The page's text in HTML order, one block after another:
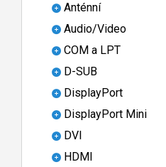
Anténní
Audio/Video
COM a LPT
D-SUB
DisplayPort
DisplayPort Mini
DVI
HDMI